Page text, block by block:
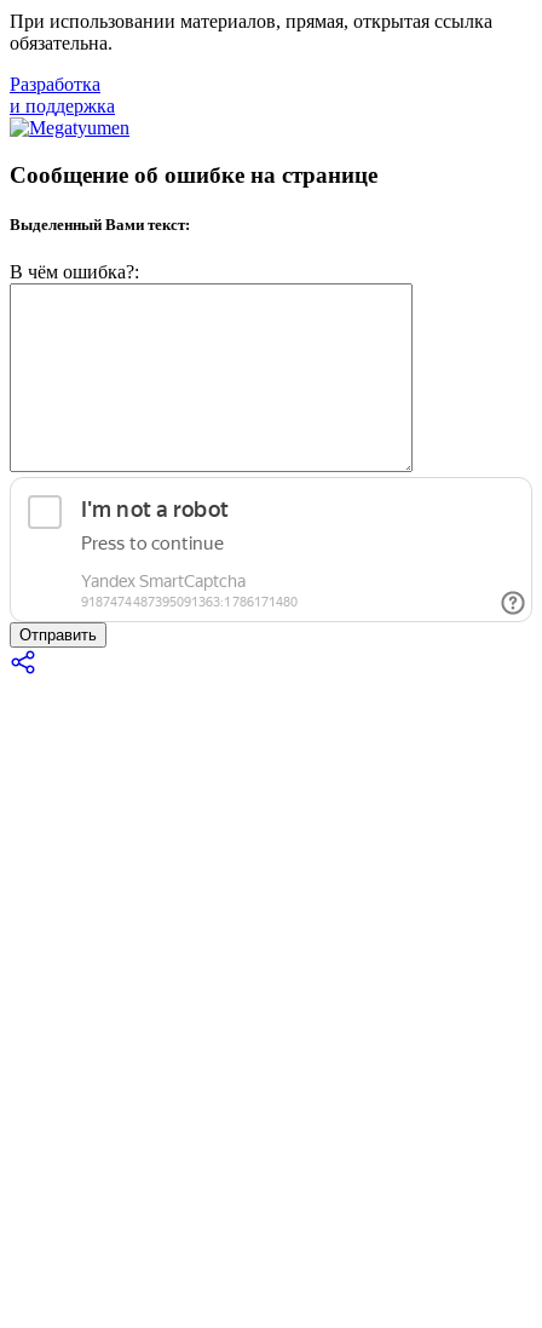
При использовании материалов, прямая, открытая ссылка
обязательна.
Разработка
и поддержка
Сообщение об ошибке на странице
Выделенный Вами текст:
В чём ошибка?:
Отправить